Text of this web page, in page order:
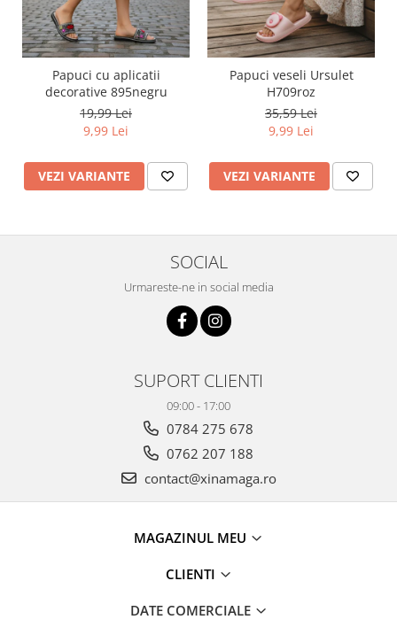
Papuci cu aplicatii
decorative 895negru
19,99 Lei
9,99 Lei
VEZI VARIANTE
Papuci veseli Ursulet
H709roz
35,59 Lei
9,99 Lei
VEZI VARIANTE
SOCIAL
Urmareste-ne in social media
SUPORT CLIENTI
09:00 - 17:00
0784 275 678
0762 207 188
contact@xinamaga.ro
MAGAZINUL MEU
CLIENTI
DATE COMERCIALE